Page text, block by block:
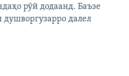
рӯй додаанд. Баъзе
душворгузарро далел